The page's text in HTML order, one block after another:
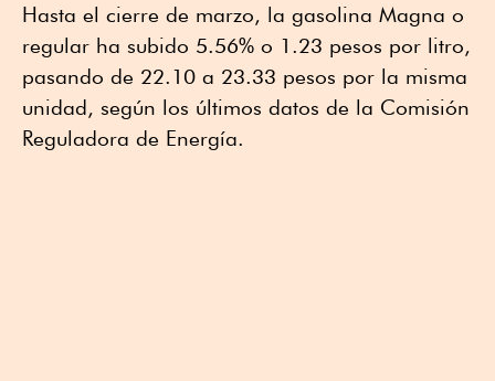
Hasta el cierre de marzo, la gasolina Magna o
regular ha subido 5.56% o 1.23 pesos por litro,
pasando de 22.10 a 23.33 pesos por la misma
unidad, según los últimos datos de la Comisión
Reguladora de Energía.